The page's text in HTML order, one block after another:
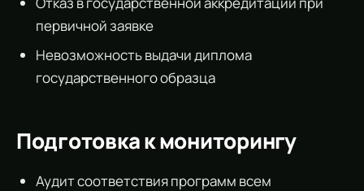
первичной заявке
Невозможность выдачи диплома
государственного образца
Подготовка к мониторингу
Аудит соответствия программ всем